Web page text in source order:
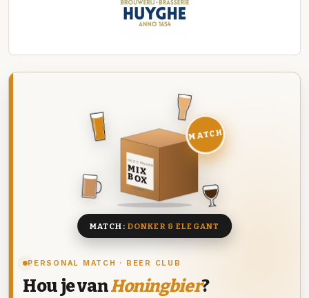
PERSONAL MATCH · BEER CLUB
Hou je vanHoningbier?
DEZE MAAND
MIX
BOX
8 BIEREN
MATCH
MATCH: DONKER & ELEGANT